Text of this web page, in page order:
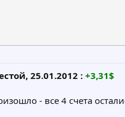
25.01.2012 :+3,31$
- все 4 счета